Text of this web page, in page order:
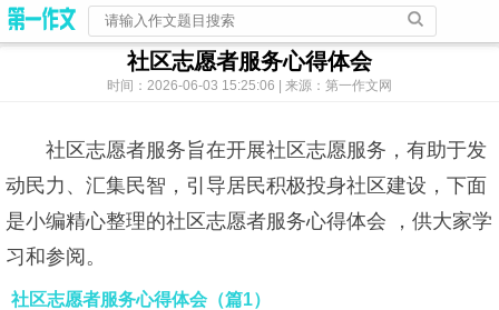
社区志愿者服务心得体会
时间：2026-06-03 15:25:06 | 来源：第一作文网
社区志愿者服务旨在开展社区志愿服务，有助于发
动民力、汇集民智，引导居民积极投身社区建设，下面
是小编精心整理的社区志愿者服务心得体会 ，供大家学
习和参阅。
社区志愿者服务心得体会（篇1）